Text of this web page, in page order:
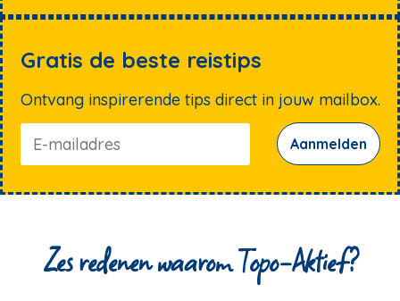
Gratis de beste reistips
Ontvang inspirerende tips direct in jouw mailbox.
Aanmelden
Zes redenen waarom Topo-Aktief?